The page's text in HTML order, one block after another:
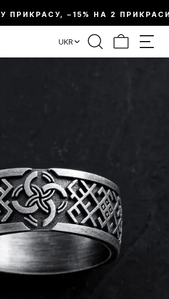
ПРИКРАСУ, –15% НА 2
UKR